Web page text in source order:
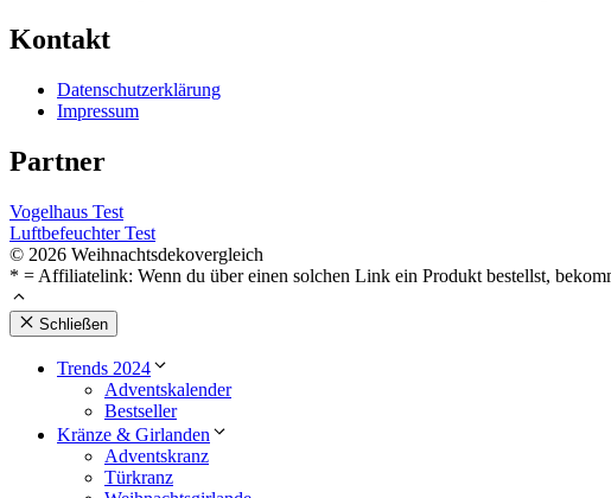
Kontakt
Datenschutzerklärung
Impressum
Partner
Vogelhaus Test
Luftbefeuchter Test
© 2026 Weihnachtsdekovergleich
* = Affiliatelink: Wenn du über einen solchen Link ein Produkt bestellst,
Schließen
Trends 2024
Adventskalender
Bestseller
Kränze & Girlanden
Adventskranz
Türkranz